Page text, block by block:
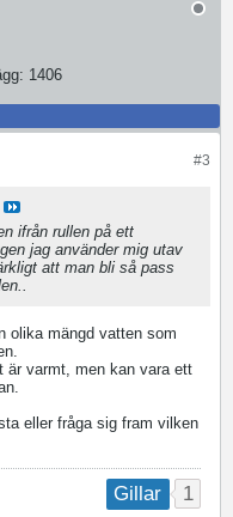
1406
#3
ifrån rullen på ett
jag använder mig utav
att man bli så pass
olika mängd vatten som
är varmt, men kan vara ett
eller fråga sig fram vilken
Gillar 1